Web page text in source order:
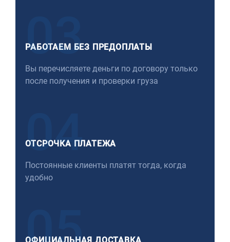
03
РАБОТАЕМ БЕЗ ПРЕДОПЛАТЫ
Вы перечисляете деньги по договору только
после получения и проверки груза
04
ОТСРОЧКА ПЛАТЕЖА
Постоянные клиенты платят тогда, когда
удобно
05